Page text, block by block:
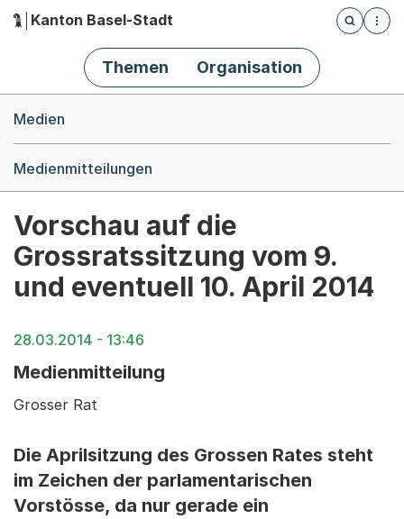
Hauptnavigation
Kanton Basel-Stadt
Öffnet
Themen Organisation
Medien
Medienmitteilungen
Vorschau auf die
Grossratssitzung vom 9.
und eventuell 10. April 2014
28.03.2014 - 13:46
Medienmitteilung
Grosser Rat
Die Aprilsitzung des Grossen Rates steht
im Zeichen der parlamentarischen
Vorstösse, da nur gerade ein